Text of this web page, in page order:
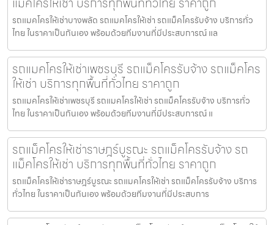
รถแมคโครให้เช่าบางพลัด รถแมคโครให้เช่า รถแม็คโครรับจ้าง บริการทั่ว
ไทย ในราคาเป็นกันเอง พร้อมด้วยทีมงานที่มีประสบการณ์ แล
รถแมคโครให้เช่าเพชรบุรี รถแม็คโครรับจ้าง รถแม็คโคร
ให้เช่า บริการทุกพื้นที่ทั่วไทย ราคาถูก
รถแมคโครให้เช่าเพชรบุรี รถแมคโครให้เช่า รถแม็คโครรับจ้าง บริการทั่ว
ไทย ในราคาเป็นกันเอง พร้อมด้วยทีมงานที่มีประสบการณ์ แ
รถแม็คโครให้เช่าราษฎร์บูรณะ รถแม็คโครรับจ้าง รถ
แม็คโครให้เช่า บริการทุกพื้นที่ทั่วไทย ราคาถูก
รถแม็คโครให้เช่าราษฎร์บูรณะ รถแมคโครให้เช่า รถแม็คโครรับจ้าง บริการ
ทั่วไทย ในราคาเป็นกันเอง พร้อมด้วยทีมงานที่มีประสบการ